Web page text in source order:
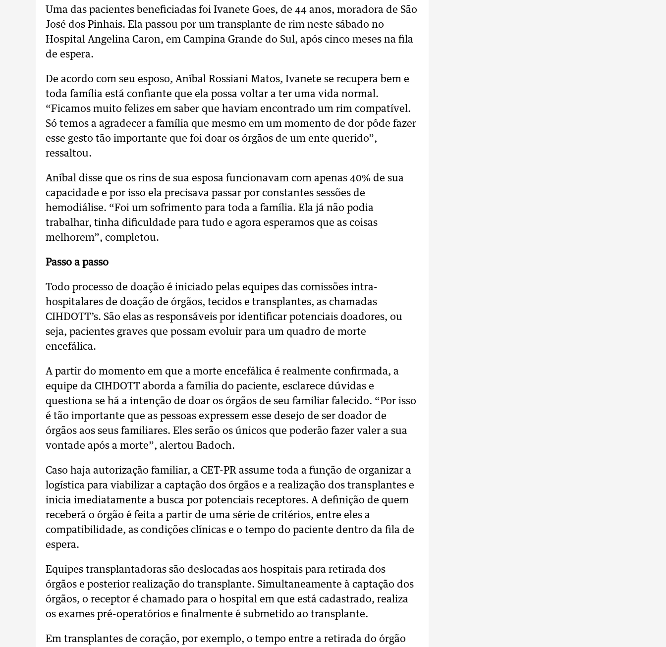
Uma das pacientes beneficiadas foi Ivanete Goes, de 44 anos, moradora de São
José dos Pinhais. Ela passou por um transplante de rim neste sábado no
Hospital Angelina Caron, em Campina Grande do Sul, após cinco meses na fila
de espera.
De acordo com seu esposo, Aníbal Rossiani Matos, Ivanete se recupera bem e
toda família está confiante que ela possa voltar a ter uma vida normal.
“Ficamos muito felizes em saber que haviam encontrado um rim compatível.
Só temos a agradecer a família que mesmo em um momento de dor pôde fazer
esse gesto tão importante que foi doar os órgãos de um ente querido”,
ressaltou.
Aníbal disse que os rins de sua esposa funcionavam com apenas 40% de sua
capacidade e por isso ela precisava passar por constantes sessões de
hemodiálise. “Foi um sofrimento para toda a família. Ela já não podia
trabalhar, tinha dificuldade para tudo e agora esperamos que as coisas
melhorem”, completou.
Passo a passo
Todo processo de doação é iniciado pelas equipes das comissões intra-
hospitalares de doação de órgãos, tecidos e transplantes, as chamadas
CIHDOTT’s. São elas as responsáveis por identificar potenciais doadores, ou
seja, pacientes graves que possam evoluir para um quadro de morte
encefálica.
A partir do momento em que a morte encefálica é realmente confirmada, a
equipe da CIHDOTT aborda a família do paciente, esclarece dúvidas e
questiona se há a intenção de doar os órgãos de seu familiar falecido. “Por isso
é tão importante que as pessoas expressem esse desejo de ser doador de
órgãos aos seus familiares. Eles serão os únicos que poderão fazer valer a sua
vontade após a morte”, alertou Badoch.
Caso haja autorização familiar, a CET-PR assume toda a função de organizar a
logística para viabilizar a captação dos órgãos e a realização dos transplantes e
inicia imediatamente a busca por potenciais receptores. A definição de quem
receberá o órgão é feita a partir de uma série de critérios, entre eles a
compatibilidade, as condições clínicas e o tempo do paciente dentro da fila de
espera.
Equipes transplantadoras são deslocadas aos hospitais para retirada dos
órgãos e posterior realização do transplante. Simultaneamente à captação dos
órgãos, o receptor é chamado para o hospital em que está cadastrado, realiza
os exames pré-operatórios e finalmente é submetido ao transplante.
Em transplantes de coração, por exemplo, o tempo entre a retirada do órgão